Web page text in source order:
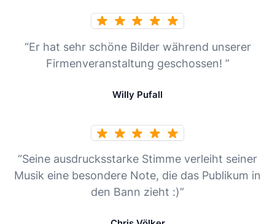
“Er hat sehr schöne Bilder während unserer
Firmenveranstaltung geschossen! ”
Willy Pufall
“Seine ausdrucksstarke Stimme verleiht seiner
Musik eine besondere Note, die das Publikum in
den Bann zieht :)”